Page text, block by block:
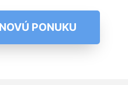
PONUKU